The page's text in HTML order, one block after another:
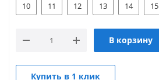
10 11 12 13 14 15
В корзину
Купить в 1 клик